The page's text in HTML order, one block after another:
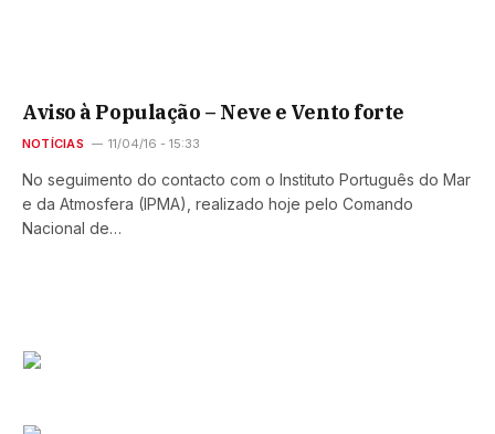
Aviso à População – Neve e Vento forte
NOTÍCIAS 11/04/16 - 15:33
No seguimento do contacto com o Instituto Português do Mar
e da Atmosfera (IPMA), realizado hoje pelo Comando
Nacional de…